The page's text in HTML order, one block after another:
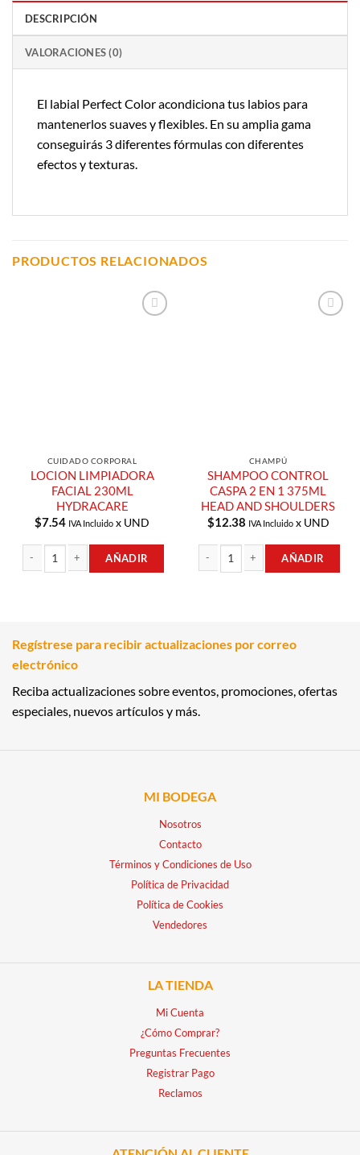
DESCRIPCIÓN
VALORACIONES (0)
El labial Perfect Color acondiciona tus labios para
mantenerlos suaves y flexibles. En su amplia gama
conseguirás 3 diferentes fórmulas con diferentes
efectos y texturas.
PRODUCTOS RELACIONADOS
CUIDADO CORPORAL
LOCION LIMPIADORA
FACIAL 230ML
HYDRACARE
$7.54 IVA Incluido x UND
AÑADIR
CHAMPÚ
SHAMPOO CONTROL
CASPA 2 EN 1 375ML
HEAD AND SHOULDERS
$12.38 IVA Incluidox UND
AÑADIR
Regístrese para recibir actualizaciones por correo
electrónico
Reciba actualizaciones sobre eventos, promociones, ofertas
especiales, nuevos artículos y más.
MI BODEGA
Nosotros
Contacto
Términos y Condiciones de Uso
Política de Privacidad
Política de Cookies
Vendedores
LA TIENDA
Mi Cuenta
¿Cómo Comprar?
Preguntas Frecuentes
Registrar Pago
Reclamos